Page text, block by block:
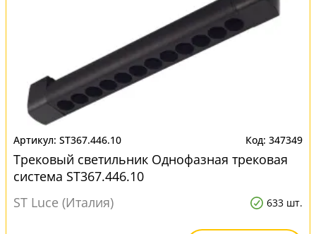
ST367.446.10 347349
Трековый светильник Однофазная трековая
система ST367.446.10
ST Luce (Италия)
633 шт.